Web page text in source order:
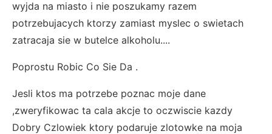
wyjda na miasto i nie poszukamy razem
potrzebujacych ktorzy zamiast myslec o swietach
zatracaja sie w butelce alkoholu....
Poprostu Robic Co Sie Da .
Jesli ktos ma potrzebe poznac moje dane
,zweryfikowac ta cala akcje to oczwiscie kazdy
Dobry Czlowiek ktory podaruje zlotowke na moja